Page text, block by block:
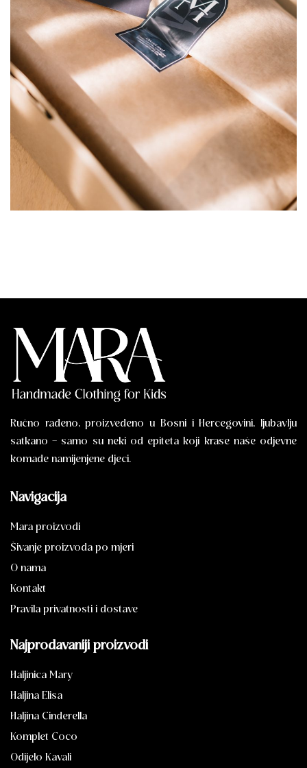
Ručno rađeno, proizvedeno u Bosni i Hercegovini, ljubavlju
satkano – samo su neki od epiteta koji krase naše odjevne
komade namijenjene djeci.
Navigacija
Mara proizvodi
Šivanje proizvoda po mjeri
O nama
Kontakt
Pravila privatnosti i dostave
Najprodavaniji proizvodi
Haljinica Mary
Haljina Elisa
Haljina Cinderella
Komplet Coco
Odijelo Kavali